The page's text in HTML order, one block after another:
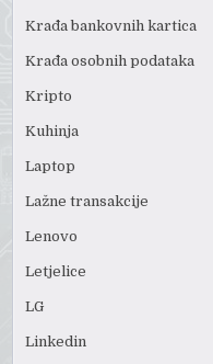
Krađa bankovnih kartica
Krađa osobnih podataka
Kripto
Kuhinja
Laptop
Lažne transakcije
Lenovo
Letjelice
LG
Linkedin